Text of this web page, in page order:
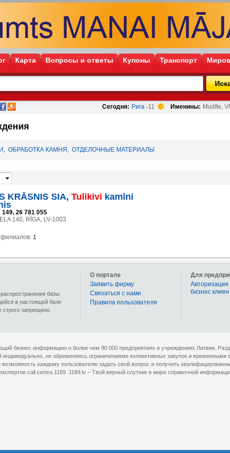
Карта Вопросы и ответы Купоны Транспорт
Сегодня: Рига -11 Именины: Mudīte,
, ОБРАБОТКА КАМНЯ , ОТДЕЛОЧНЫЕ МАТЕРИАЛЫ
KRĀSNIS SIA, Tulikivi kamīni
149, 26 781 055
140, RĪGA, LV-1003
филиалов: 1
базы
в настоящей базе
запрещено.
Для
Авторизация
бизнес
О портале
Заявить фирму
Связаться с нами
Правила пользователя
бизнес информацию о более чем 90 000 предприятиях и учреждениях Латвии.
индивидуально, не обременяясь ограничениями коллективных закупок и
каждому пользователю задать свой вопрос и получить
экспертов сall centra 1189. 1189.lv – Твой верный спутник в мире справочной